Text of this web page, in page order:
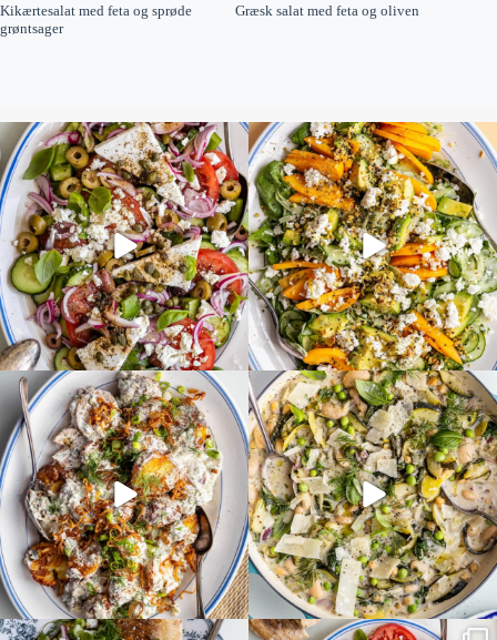
Kikærtesalat med feta og sprøde
grøntsager
Græsk salat med feta og oliven